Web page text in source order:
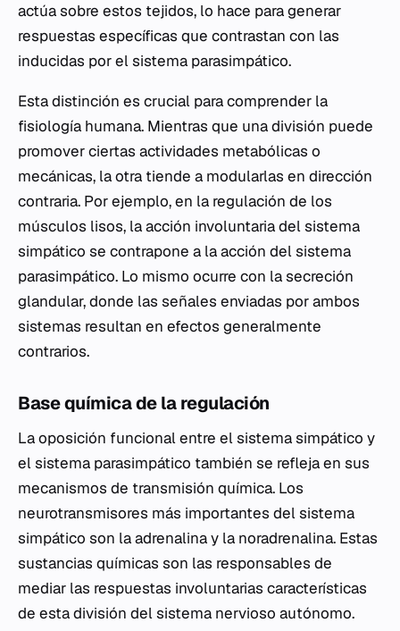
actúa sobre estos tejidos, lo hace para generar
respuestas específicas que contrastan con las
inducidas por el sistema parasimpático.
Esta distinción es crucial para comprender la
fisiología humana. Mientras que una división puede
promover ciertas actividades metabólicas o
mecánicas, la otra tiende a modularlas en dirección
contraria. Por ejemplo, en la regulación de los
músculos lisos, la acción involuntaria del sistema
simpático se contrapone a la acción del sistema
parasimpático. Lo mismo ocurre con la secreción
glandular, donde las señales enviadas por ambos
sistemas resultan en efectos generalmente
contrarios.
Base química de la regulación
La oposición funcional entre el sistema simpático y
el sistema parasimpático también se refleja en sus
mecanismos de transmisión química. Los
neurotransmisores más importantes del sistema
simpático son la adrenalina y la noradrenalina. Estas
sustancias químicas son las responsables de
mediar las respuestas involuntarias características
de esta división del sistema nervioso autónomo.